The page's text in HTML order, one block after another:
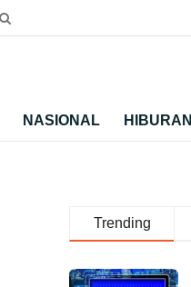
NASIONAL HIBURAN
Trending